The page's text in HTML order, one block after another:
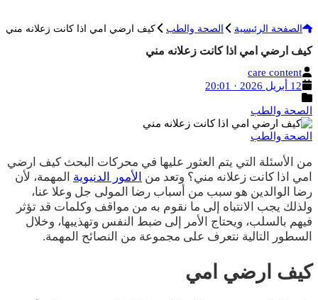
الصفحة الرئيسية الصحة والطب كيف ارضي امي اذا كانت زعلانه مني
كيف ارضي امي اذا كانت زعلانه مني
الكاتب
care content
تاريخ
النشر
12 أبريل 2026 · 20:01
التصنيفات
الصحة والطب
الصحة والطب
من الأسئلة التي يتم العثور عليها في محركات البحث كيف ارضي
امي اذا كانت زعلانه مني؟ وتعد من
الأمور الدنيوية المهمة، لأن
رضا الوالدين هو سبب من أسباب رضا المولى جل وعلا عنا،
ولذلك يجب الانتباه إلى ما نقوم به من مواقف وكلمات قد تؤثر
فيهم بالسلب، ويحتاج الأمر إلى ضبط النفس وتهذيبها، وخلال
السطور التالية نتعرف على مجموعة من النصائح المهمة.
كيف ارضي امي